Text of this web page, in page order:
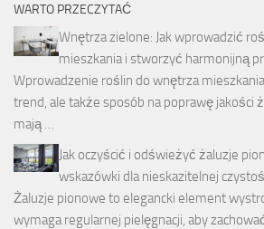
WARTO PRZECZYTAĆ
Wnętrza zielone: Jak wprowadzić
mieszkania i stworzyć harmonijną
Wprowadzenie roślin do wnętrza
trend, ale także sposób na poprawę jakości
mają …
Jak oczyścić i odświeżyć żaluzje
wskazówki dla nieskazitelnej
Żaluzje pionowe to elegancki element
wymaga regularnej pielęgnacji, aby